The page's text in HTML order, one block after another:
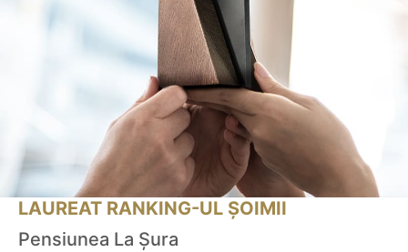
LAUREAT RANKING-UL ȘOIMII
Pensiunea La Șura